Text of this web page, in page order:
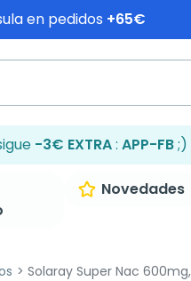
en pedidos +65€
-3€ EXTRA: APP-FB;)
Novedades
Solaray Super Nac